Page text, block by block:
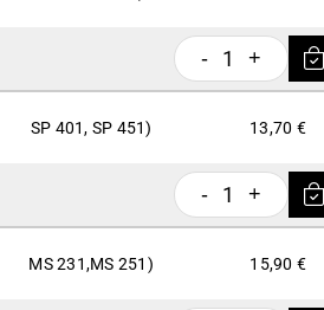
- 1 +
SP 401, SP 451) 13,70 €
- 1 +
MS 231,MS 251) 15,90 €